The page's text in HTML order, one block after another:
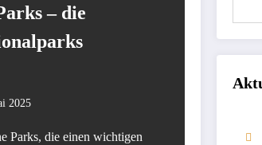
– die
2025
Parks, die einen wichtigen